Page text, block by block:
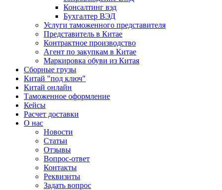
Консалтинг вэд
Бухгалтер ВЭД
Услуги таможенного представителя
Представитель в Китае
Контрактное производство
Агент по закупкам в Китае
Маркировка обуви из Китая
Сборные грузы
Китай "под ключ"
Китай онлайн
Таможенное оформление
Кейсы
Расчет доставки
О нас
Новости
Статьи
Отзывы
Вопрос-ответ
Контакты
Реквизиты
Задать вопрос